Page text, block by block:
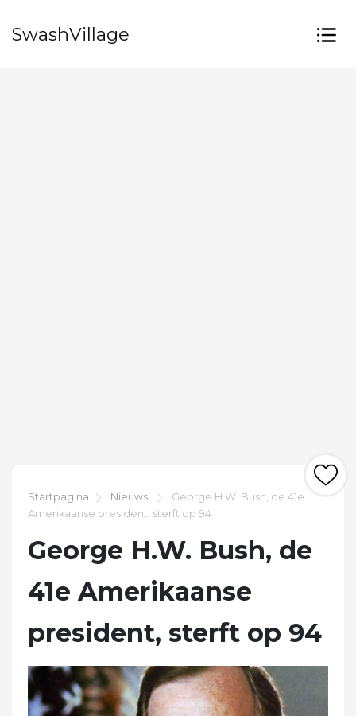
SwashVillage
Startpagina Nieuws
George H.W. Bush, de 41e
Amerikaanse president, sterft op 94
George H.W. Bush, de
41e Amerikaanse
president, sterft op 94